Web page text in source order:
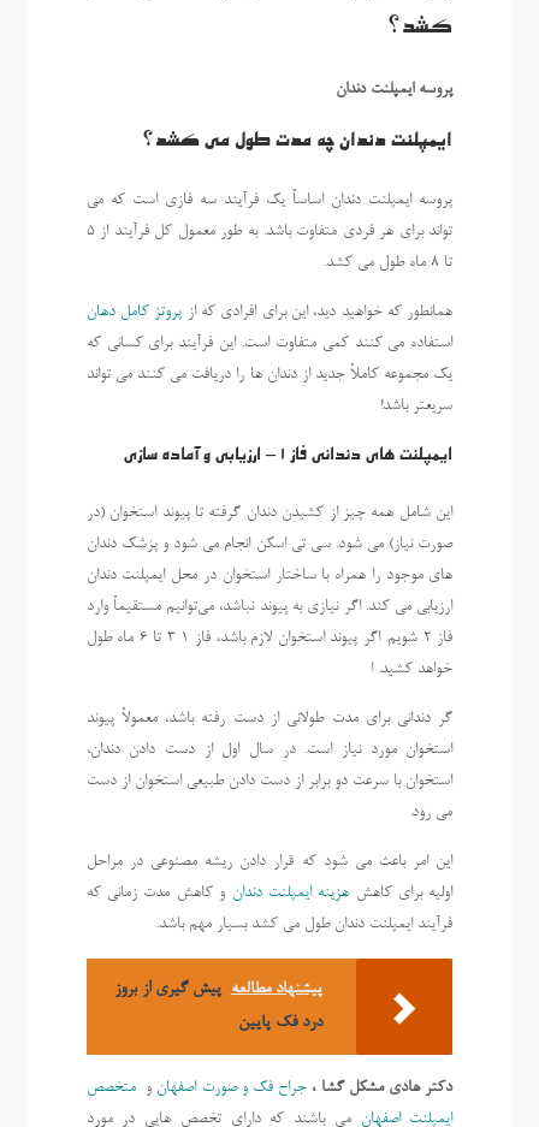
کشد؟
پروسه ایمپلنت دندان
ایمپلنت دندان چه مدت طول می کشد؟
پروسه ایمپلنت دندان اساساً یک فرآیند سه فازی است که می
تواند برای هر فردی متفاوت باشد. به طور معمول کل فرآیند از 5
تا 8 ماه طول می کشد.
همانطور که خواهید دید، این برای افرادی که از پروتز کامل دهان
استفاده می کنند کمی متفاوت است. این فرآیند برای کسانی که
یک مجموعه کاملاً جدید از دندان ها را دریافت می کنند می تواند
سریعتر باشد!
ایمپلنت های دندانی فاز 1 – ارزیابی و آماده سازی
این شامل همه چیز از کشیدن دندان گرفته تا پیوند استخوان (در
صورت نیاز) می شود. سی تی اسکن انجام می شود و پزشک دندان
های موجود را همراه با ساختار استخوان در محل ایمپلنت دندان
ارزیابی می کند. اگر نیازی به پیوند نباشد، می‌توانیم مستقیماً وارد
فاز 2 شویم. اگر پیوند استخوان لازم باشد، فاز 1 3 تا 6 ماه طول
خواهد کشید. ا
گر دندانی برای مدت طولانی از دست رفته باشد، معمولاً پیوند
استخوان مورد نیاز است. در سال اول از دست دادن دندان،
استخوان با سرعت دو برابر از دست دادن طبیعی استخوان از دست
می رود.
این امر باعث می شود که قرار دادن ریشه مصنوعی در مراحل
اولیه برای کاهش هزینه ایمپلنت دندان و کاهش مدت زمانی که
فرآیند ایمپلنت دندان طول می کشد بسیار مهم باشد.
پیشنهاد مطالعه پیش گیری از بروز
درد فک پایین
دکتر هادی مشکل گشا ، جراح فک و صورت اصفهان و متخصص
ایمپلنت اصفهان می باشند که دارای تخصص هایی در مورد